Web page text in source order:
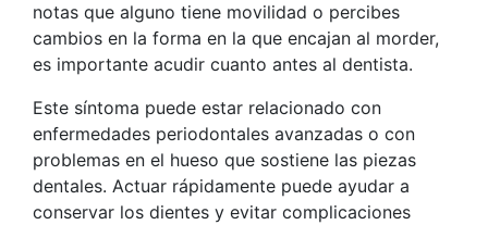
notas que alguno tiene movilidad o percibes
cambios en la forma en la que encajan al morder,
es importante acudir cuanto antes al dentista.
Este síntoma puede estar relacionado con
enfermedades periodontales avanzadas o con
problemas en el hueso que sostiene las piezas
dentales. Actuar rápidamente puede ayudar a
conservar los dientes y evitar complicaciones